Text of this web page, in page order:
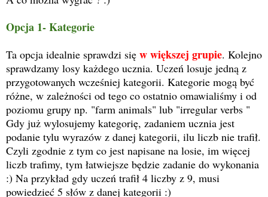
Opcja 1- Kategorie
Ta opcja idealnie sprawdzi się w większej grupie. Kolejno
sprawdzamy losy każdego ucznia. Uczeń losuje jedną z
przygotowanych wcześniej kategorii. Kategorie mogą być
różne, w zależności od tego co ostatnio omawialiśmy i od
poziomu grupy np. "farm animals" lub "irregular verbs "
Gdy już wylosujemy kategorię, zadaniem ucznia jest
podanie tylu wyrazów z danej kategorii, ilu liczb nie trafił.
Czyli zgodnie z tym co jest napisane na losie, im więcej
liczb trafimy, tym łatwiejsze będzie zadanie do wykonania
:) Na przykład gdy uczeń trafił 4 liczby z 9, musi
powiedzieć 5 słów z danej kategorii :)